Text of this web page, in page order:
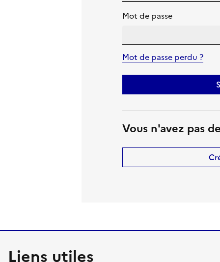
Mot de passe
Mot de passe perdu ?
Vous n'avez pas
Liens utiles